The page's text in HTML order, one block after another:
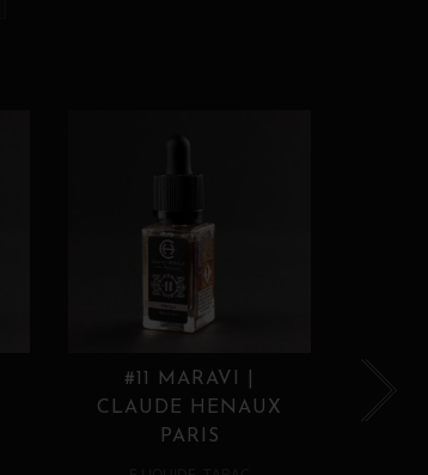
#11 MARAVI |
CLAUDE HENAUX
PARIS